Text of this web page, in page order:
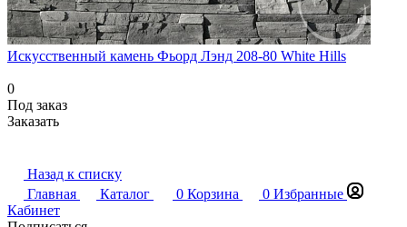
Искусственный камень Фьорд Лэнд 208-80 White Hills
0
Под заказ
Заказать
Назад к списку
Главная
Каталог 0 Корзина 0 Избранные
Кабинет